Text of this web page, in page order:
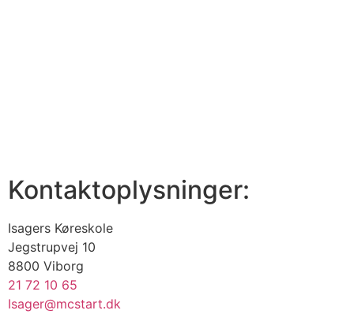
Kontaktoplysninger:
Isagers Køreskole
Jegstrupvej 10
8800 Viborg
21 72 10 65
Isager@mcstart.dk